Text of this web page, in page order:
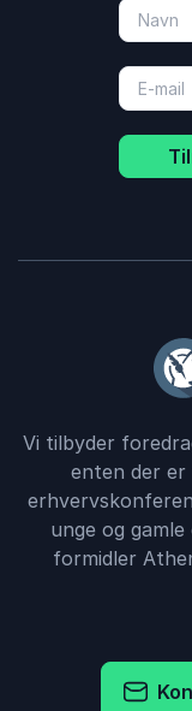
Vi tilbyder
enten der er
unge og
formidler